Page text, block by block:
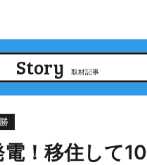
Story 取材記事
！移住して